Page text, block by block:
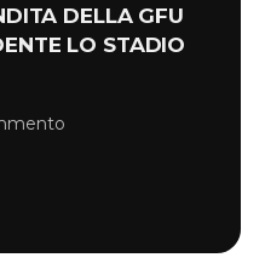
DELLA GFU
LO STADIO